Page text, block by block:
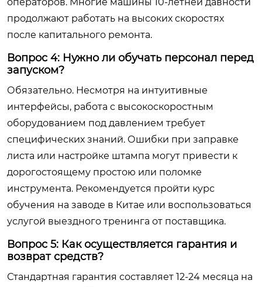
продолжают работать на высоких скоростях
после капитального ремонта.
Вопрос 4: Нужно ли обучать персонал перед
запуском?
Обязательно. Несмотря на интуитивные
интерфейсы, работа с высокоскоростным
оборудованием под давлением требует
специфических знаний. Ошибки при заправке
листа или настройке штампа могут привести к
дорогостоящему простою или поломке
инструмента. Рекомендуется пройти курс
обучения на заводе в Китае или воспользоваться
услугой выездного тренинга от поставщика.
Вопрос 5: Как осуществляется гарантия и
возврат средств?
Стандартная гарантия составляет 12-24 месяца на